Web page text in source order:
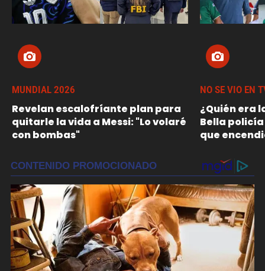
MUNDIAL 2026
Revelan escalofríante plan para
quitarle la vida a Messi: "Lo volaré
con bombas"
NO SE VIO EN
¿Quién era
Bella policía
que